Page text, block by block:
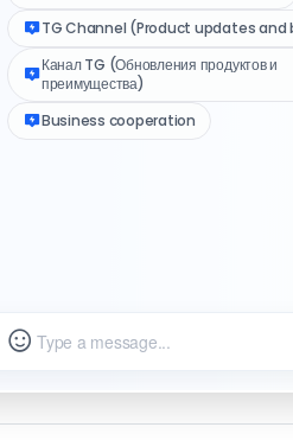
Медиа-набор логотипа
Журнал изменений